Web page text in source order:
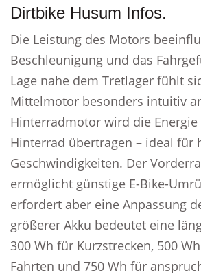
Dirtbike Husum Infos.
Die Leistung des Motors
Beschleunigung und das
Lage nahe dem Tretlager fühlt
Mittelmotor besonders intuitiv
Hinterradmotor wird die
Hinterrad übertragen – ideal für
Geschwindigkeiten. Der
ermöglicht günstige E-Bike-
erfordert aber eine Anpassung
größerer Akku bedeutet eine
300 Wh für Kurzstrecken, 500
Fahrten und 750 Wh für